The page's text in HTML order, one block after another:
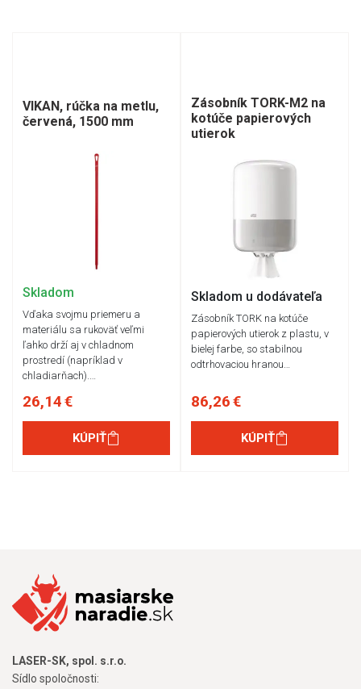
VIKAN, rúčka na metlu,
červená, 1500 mm
Skladom
Vďaka svojmu priemeru a
materiálu sa rukoväť veľmi
ľahko drží aj v chladnom
prostredí (napríklad v
chladiarňach).…
26,14 €
KÚPIŤ
Zásobník TORK-M2 na
kotúče papierových
utierok
Skladom u dodávateľa
Zásobník TORK na kotúče
papierových utierok z plastu, v
bielej farbe, so stabilnou
odtrhovaciou hranou…
86,26 €
KÚPIŤ
LASER-SK, spol. s.r.o.
Sídlo spoločnosti: